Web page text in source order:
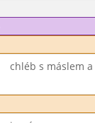
chléb s máslem